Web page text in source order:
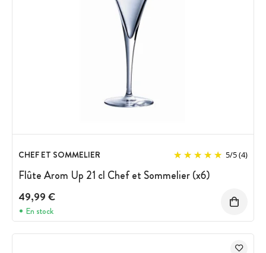
CHEF ET SOMMELIER 5/5(4)
Flûte Arom Up 21 cl Chef et Sommelier (x6)
49,99 €
En stock